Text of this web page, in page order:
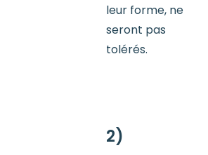
leur forme, ne
seront pas
tolérés.
2)